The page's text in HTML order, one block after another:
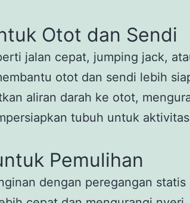
Otot dan Sendi
jalan cepat, jumping jack,
otot dan sendi lebih
aliran darah ke otot,
tubuh untuk aktivitas
Pemulihan
dengan peregangan statis